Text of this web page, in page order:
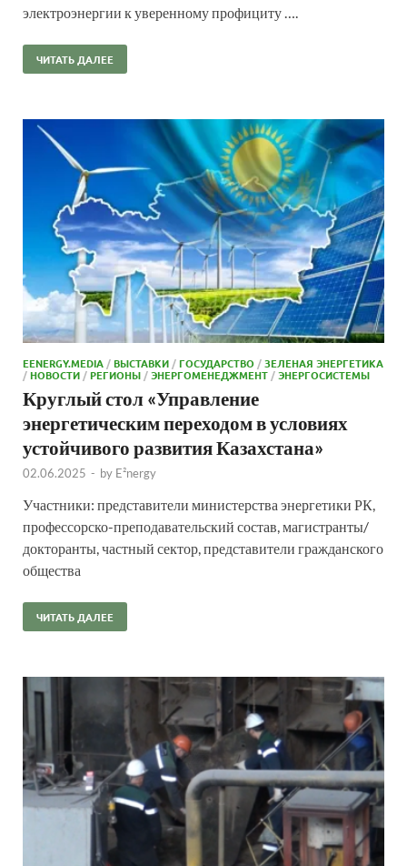
электроэнергии к уверенному профициту ….
ЧИТАТЬ ДАЛЕЕ
EENERGY.MEDIA /ВЫСТАВКИ /ГОСУДАРСТВО /ЗЕЛЕНАЯ ЭНЕРГЕТИКА
/НОВОСТИ /РЕГИОНЫ /ЭНЕРГОМЕНЕДЖМЕНТ /ЭНЕРГОСИСТЕМЫ
Круглый стол «Управление
энергетическим переходом в условиях
устойчивого развития Казахстана»
02.06.2025 - by E²nergy
Участники: представители министерства энергетики РК,
профессорско-преподавательский состав, магистранты/
докторанты, частный сектор, представители гражданского
общества
ЧИТАТЬ ДАЛЕЕ